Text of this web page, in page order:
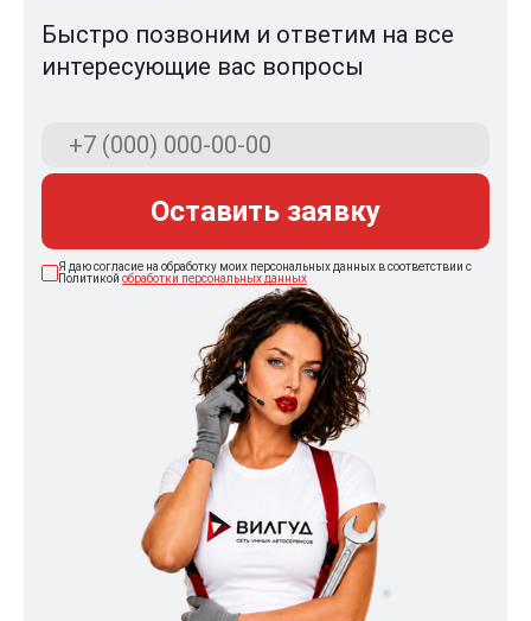
Быстро позвоним и ответим на все
интересующие вас вопросы
Оставить заявку
Я даю согласие на обработку моих персональных данных в соответствии с
Политикой обработки персональных данных